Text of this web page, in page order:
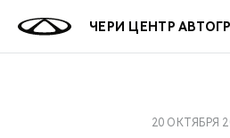
ЧЕРИ ЦЕНТР
МИРАКЦИИ
ОНЛАЙН
О
20 ОКТЯБРЯ